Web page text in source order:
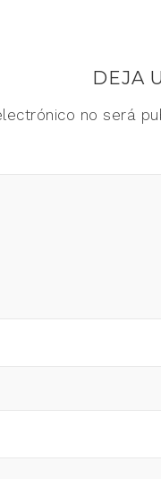
DEJA
no será